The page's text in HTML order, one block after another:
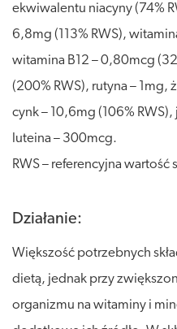
ekwiwalentu niacyny (74%
6,8mg (113% RWS),
witamina B12 – 0,80mcg
(200% RWS), rutyna – 1mg,
cynk – 10,6mg (106%
luteina – 300mcg.
RWS – referencyjna wartość
Działanie:
Większość potrzebnych
dietą, jednak przy
organizmu na witaminy i